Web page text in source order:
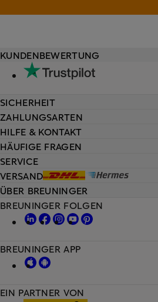
HILFE & KONTAKT
HÄUFIGE FRAGEN
SERVICE
VERSAND
KUNDENBEWERTUNG
SICHERHEIT
ZAHLUNGSARTEN
ÜBER BREUNINGER
EIN PARTNER VON
BREUNINGER FOLGEN
BREUNINGER APP